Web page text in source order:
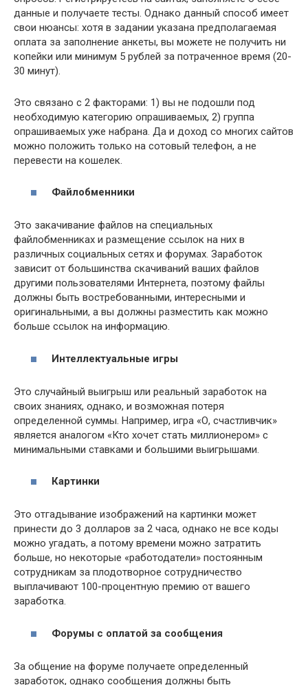
данные и получаете тесты. Однако данный способ имеет
свои нюансы: хотя в задании указана предполагаемая
оплата за заполнение анкеты, вы можете не получить ни
копейки или минимум 5 рублей за потраченное время (20-
30 минут).
Это связано с 2 факторами: 1) вы не подошли под
необходимую категорию опрашиваемых, 2) группа
опрашиваемых уже набрана. Да и доход со многих сайтов
можно положить только на сотовый телефон, а не
перевести на кошелек.
Файлобменники
Это закачивание файлов на специальных
файлобменниках и размещение ссылок на них в
различных социальных сетях и форумах. Заработок
зависит от большинства скачиваний ваших файлов
другими пользователями Интернета, поэтому файлы
должны быть востребованными, интересными и
оригинальными, а вы должны разместить как можно
больше ссылок на информацию.
Интеллектуальные игры
Это случайный выигрыш или реальный заработок на
своих знаниях, однако, и возможная потеря
определенной суммы. Например, игра «О, счастливчик»
является аналогом «Кто хочет стать миллионером» с
минимальными ставками и большими выигрышами.
Картинки
Это отгадывание изображений на картинки может
принести до 3 долларов за 2 часа, однако не все коды
можно угадать, а потому времени можно затратить
больше, но некоторые «работодатели» постоянным
сотрудникам за плодотворное сотрудничество
выплачивают 100-процентную премию от вашего
заработка.
Форумы с оплатой за сообщения
За общение на форуме получаете определенный
заработок, однако сообщения должны быть